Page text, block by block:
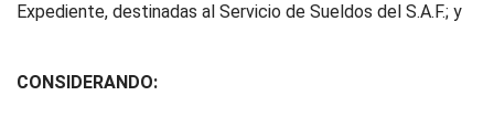
Expediente, destinadas al Servicio de Sueldos del S.A.F.; y
CONSIDERANDO: